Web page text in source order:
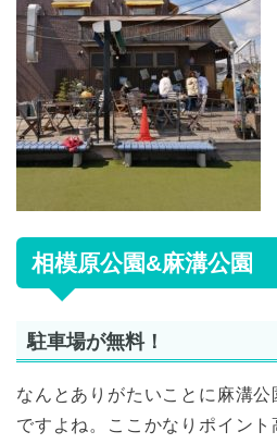
相模原公園&麻溝公園
駐車場が無料！
なんとありがたいことに麻溝
ですよね。ここかなりポイント